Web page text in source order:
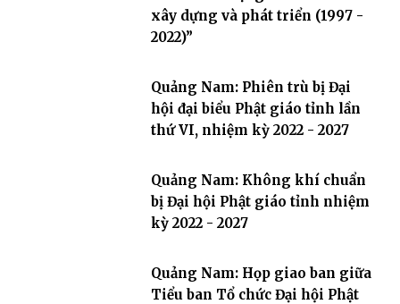
xây dựng và phát triển (1997 -
2022)”
Quảng Nam: Phiên trù bị Đại
hội đại biểu Phật giáo tỉnh lần
thứ VI, nhiệm kỳ 2022 - 2027
Quảng Nam: Không khí chuẩn
bị Đại hội Phật giáo tỉnh nhiệm
kỳ 2022 - 2027
Quảng Nam: Họp giao ban giữa
Tiểu ban Tổ chức Đại hội Phật